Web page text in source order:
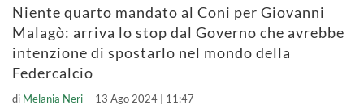
Niente quarto mandato al Coni per Giovanni
Malagò: arriva lo stop dal Governo che avrebbe
intenzione di spostarlo nel mondo della
Federcalcio
di Melania Neri 13 Ago 2024 | 11:47